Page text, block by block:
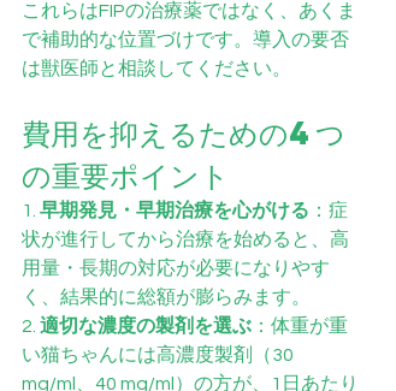
これらはFIPの治療薬ではなく、あくま
で補助的な位置づけです。導入の要否
は獣医師と相談してください。
費用を抑えるための4つ
の重要ポイント
1. 早期発見・早期治療を心がける ：症
状が進行してから治療を始めると、高
用量・長期の対応が必要になりやす
く、結果的に総額が膨らみます。
2. 適切な濃度の製剤を選ぶ ：体重が重
い猫ちゃんには高濃度製剤（30
mg/ml、40 mg/ml）の方が、1日あたり